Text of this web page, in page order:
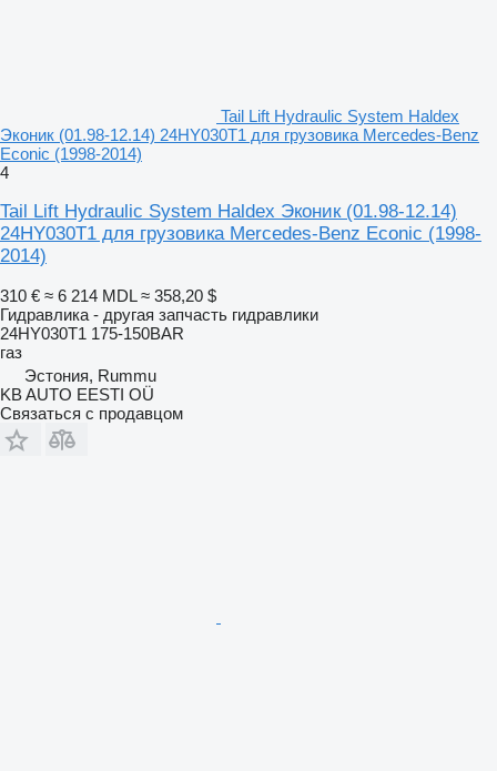
Tail Lift Hydraulic System Haldex
Эконик (01.98-12.14) 24HY030T1 для грузовика Mercedes-Benz
Econic (1998-2014)
4
Tail Lift Hydraulic System Haldex Эконик (01.98-12.14)
24HY030T1 для грузовика Mercedes-Benz Econic (1998-
2014)
310 € ≈ 6 214 MDL ≈ 358,20 $
Гидравлика - другая запчасть гидравлики
24HY030T1 175-150BAR
газ
Эстония, Rummu
KB AUTO EESTI OÜ
Связаться с продавцом